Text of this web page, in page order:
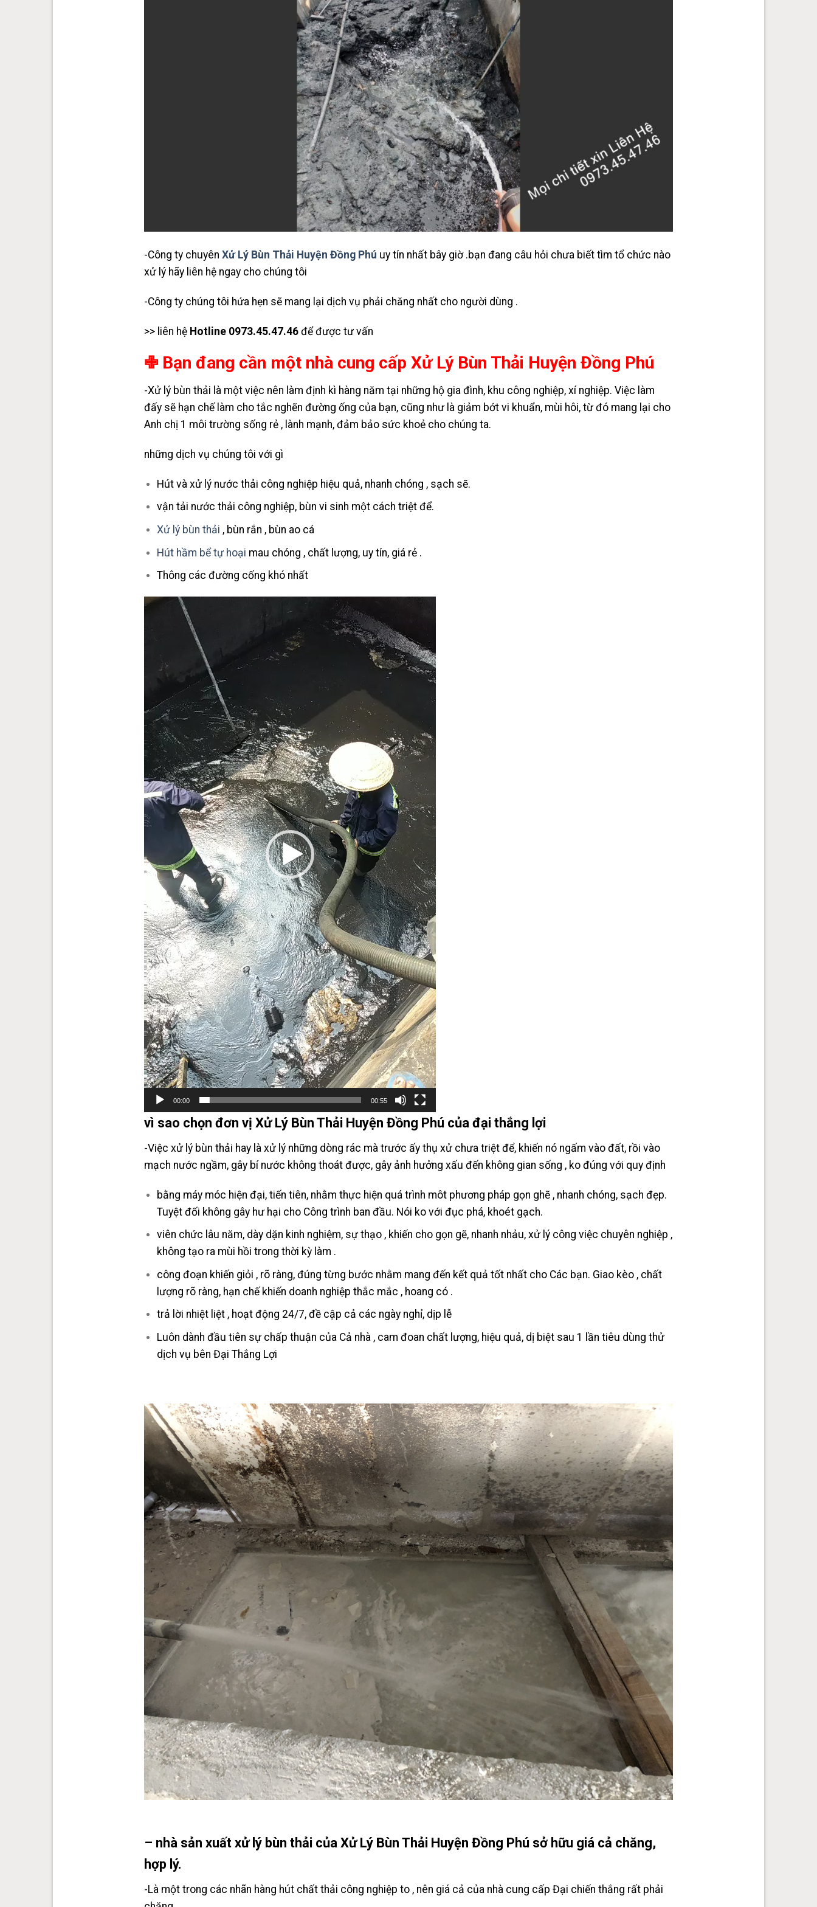
-Công ty chuyên Xử Lý Bùn Thải Huyện Đồng Phú uy tín nhất bây giờ .bạn đang câu hỏi chưa biết tìm tổ chức nào
xử lý hãy liên hệ ngay cho chúng tôi
-Công ty chúng tôi hứa hẹn sẽ mang lại dịch vụ phải chăng nhất cho người dùng .
>> liên hệ Hotline 0973.45.47.46 để được tư vấn
✙ Bạn đang cần một nhà cung cấp Xử Lý Bùn Thải Huyện Đồng Phú
-Xử lý bùn thải là một việc nên làm định kì hàng năm tại những hộ gia đình, khu công nghiệp, xí nghiệp. Việc làm
đấy sẽ hạn chế làm cho tắc nghẽn đường ống của bạn, cũng như là giảm bớt vi khuẩn, mùi hôi, từ đó mang lại cho
Anh chị 1 môi trường sống rẻ , lành mạnh, đảm bảo sức khoẻ cho chúng ta.
những dịch vụ chúng tôi với gì
Hút và xử lý nước thải công nghiệp hiệu quả, nhanh chóng , sạch sẽ.
vận tải nước thải công nghiệp, bùn vi sinh một cách triệt để.
Xử lý bùn thải , bùn rắn , bùn ao cá
Hút hầm bể tự hoại mau chóng , chất lượng, uy tín, giá rẻ .
Thông các đường cống khó nhất
Trình
00:00 00:55
vì sao chọn đơn vị Xử Lý Bùn Thải Huyện Đồng Phú của đại thắng lợi
-Việc xử lý bùn thải hay là xử lý những dòng rác mà trước ấy thụ xử chưa triệt để, khiến nó ngấm vào đất, rồi vào
mạch nước ngầm, gây bí nước không thoát được, gây ảnh hưởng xấu đến không gian sống , ko đúng với quy định
bằng máy móc hiện đại, tiến tiên, nhằm thực hiện quá trình môt phương pháp gọn ghẽ , nhanh chóng, sạch đẹp.
Tuyệt đối không gây hư hại cho Công trình ban đầu. Nói ko với đục phá, khoét gạch.
viên chức lâu năm, dày dặn kinh nghiệm, sự thạo , khiến cho gọn gẽ, nhanh nhảu, xử lý công việc chuyên nghiệp ,
không tạo ra mùi hồi trong thời kỳ làm .
công đoạn khiến giỏi , rõ ràng, đúng từng bước nhằm mang đến kết quả tốt nhất cho Các bạn. Giao kèo , chất
lượng rõ ràng, hạn chế khiến doanh nghiệp thắc mắc , hoang có .
trả lời nhiệt liệt , hoạt động 24/7, đề cập cả các ngày nghỉ, dịp lễ
Luôn dành đầu tiên sự chấp thuận của Cả nhà , cam đoan chất lượng, hiệu quả, dị biệt sau 1 lần tiêu dùng thử
dịch vụ bên Đại Thắng Lợi
– nhà sản xuất xử lý bùn thải của Xử Lý Bùn Thải Huyện Đồng Phú sở hữu giá cả chăng,
hợp lý.
-Là một trong các nhãn hàng hút chất thải công nghiệp to , nên giá cả của nhà cung cấp Đại chiến thắng rất phải